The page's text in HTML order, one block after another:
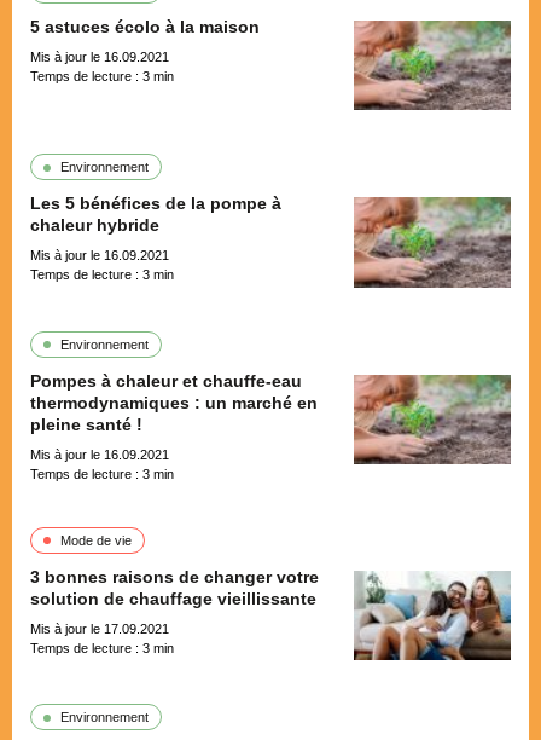
5 astuces écolo à la maison
Mis à jour le 16.09.2021
Temps de lecture : 3 min
Environnement
Les 5 bénéfices de la pompe à
chaleur hybride
Mis à jour le 16.09.2021
Temps de lecture : 3 min
Environnement
Pompes à chaleur et chauffe-eau
thermodynamiques : un marché en
pleine santé !
Mis à jour le 16.09.2021
Temps de lecture : 3 min
Mode de vie
3 bonnes raisons de changer votre
solution de chauffage vieillissante
Mis à jour le 17.09.2021
Temps de lecture : 3 min
Environnement